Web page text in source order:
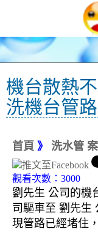
機台散熱
洗機台管路
首頁 》 洗水管
觀看次數：3000
劉先生 公司的機
司驅車至 劉先生
現管路已經堵住